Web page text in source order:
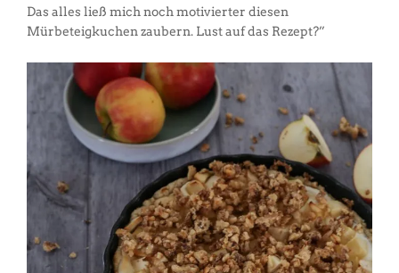
Das alles ließ mich noch motivierter diesen
Mürbeteigkuchen zaubern. Lust auf das Rezept?”